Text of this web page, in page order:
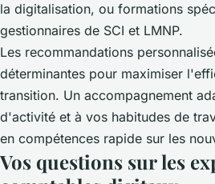
la digitalisation, ou formations
gestionnaires de SCI et LMNP.
Les recommandations
déterminantes pour maximiser
transition. Un accompagnement
d'activité et à vos habitudes de
en compétences rapide sur les
Vos questions sur les